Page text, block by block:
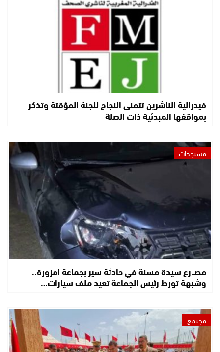
فيدرالية الناشرين تتمنى النجاح للجنة المؤقتة وتذكر
بمواقفها المبدئية ذات الصلة
مستجدات
مصـ.رع سيدة مسنة في حادثة سير بجماعة امزورة..
وشبهة تورط رئيس الجماعة تعيد ملف سيارات…
مجتمع